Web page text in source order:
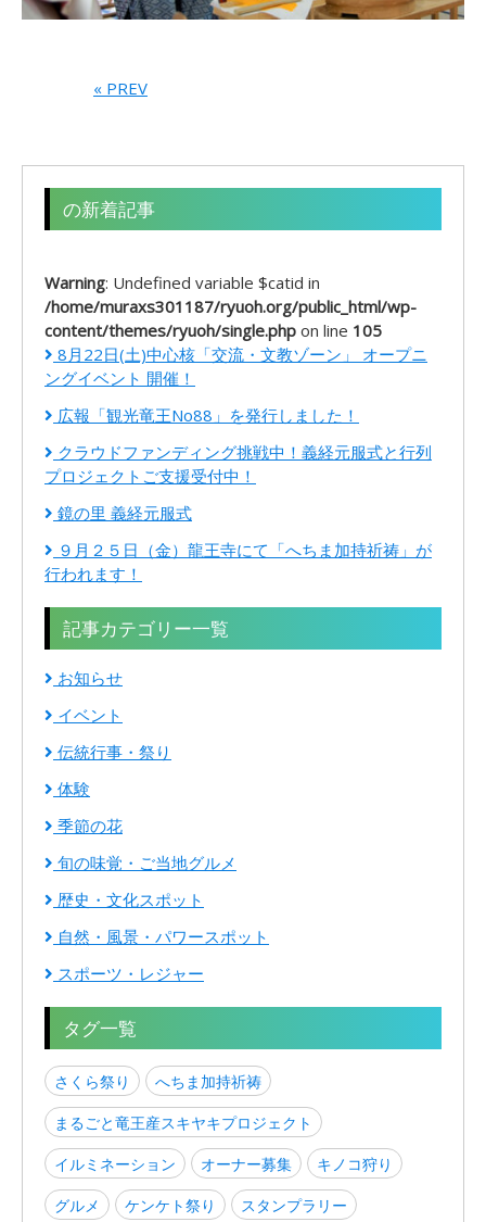
« PREV
の新着記事
Warning: Undefined variable $catid in
/home/muraxs301187/ryuoh.org/public_html/wp-
content/themes/ryuoh/single.php on line 105
8月22日(土)中心核「交流・文教ゾーン」 オープニ
ングイベント 開催！
広報「観光竜王No88」を発行しました！
クラウドファンディング挑戦中！義経元服式と行列
プロジェクトご支援受付中！
鏡の里 義経元服式
９月２５日（金）龍王寺にて「へちま加持祈祷」が
行われます！
記事カテゴリー一覧
お知らせ
イベント
伝統行事・祭り
体験
季節の花
旬の味覚・ご当地グルメ
歴史・文化スポット
自然・風景・パワースポット
スポーツ・レジャー
タグ一覧
さくら祭り
へちま加持祈祷
まるごと竜王産スキヤキプロジェクト
イルミネーション
オーナー募集
キノコ狩り
グルメ
ケンケト祭り
スタンプラリー